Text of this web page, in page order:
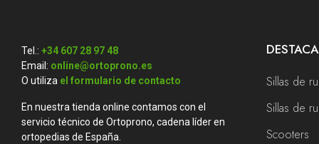
Tel.: +34 607 28 97 48
Email: online@ortoprono.es
O utiliza el formulario de contacto
En nuestra tienda online contamos con el
servicio técnico de Ortoprono, cadena líder en
ortopedias de España.
Sillas de
Sillas de
Scooters